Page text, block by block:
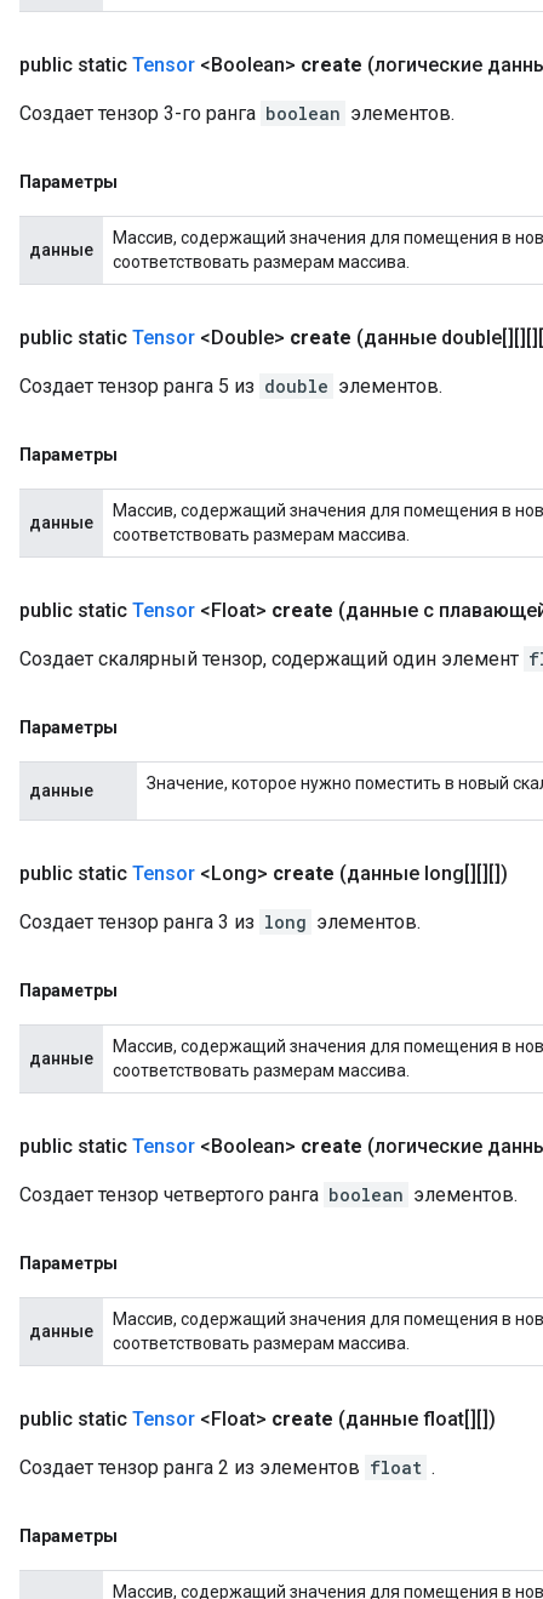
public static Tensor <Boolean> create (логические
Создает тензор 3-го ранга boolean элементов.
Параметры
данные
Массив, содержащий значения для помещения в
соответствовать размерам массива.
public static Tensor <Double> create (данные
Создает тензор ранга 5 из double элементов.
Параметры
данные
Массив, содержащий значения для помещения в
соответствовать размерам массива.
public static Tensor <Float> create (данные с
Создает скалярный тензор, содержащий один элемент
Параметры
данные Значение, которое нужно поместить в новый
public static Tensor <Long> create (данные long[][][])
Создает тензор ранга 3 из long элементов.
Параметры
данные
Массив, содержащий значения для помещения в
соответствовать размерам массива.
public static Tensor <Boolean> create (логические
Создает тензор четвертого ранга boolean элементов.
Параметры
данные
Массив, содержащий значения для помещения в
соответствовать размерам массива.
public static Tensor <Float> create (данные float[][])
Создает тензор ранга 2 из элементов float .
Параметры
Массив, содержащий значения для помещения в